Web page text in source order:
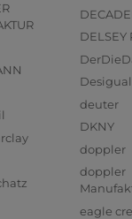
DELSEY
Desigual
deuter
DKNY
doppler
doppler
eagle